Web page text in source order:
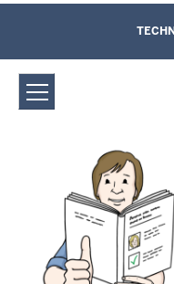
Amtsgericht
Direkt zum Inhalt
Leichte Sprache,
und